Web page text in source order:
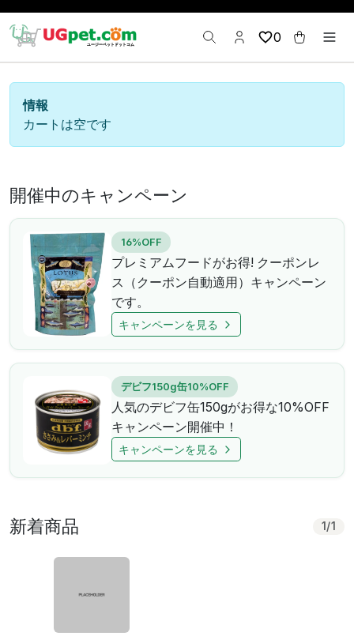
0
情報
カートは空です
開催中のキャンペーン
16%OFF
プレミアムフードがお得! クーポンレ
ス（クーポン自動適用）キャンペーン
です。
キャンペーンを見る
デビフ150g缶10%OFF
人気のデビフ缶150gがお得な10%OFF
キャンペーン開催中！
キャンペーンを見る
新着商品 1 /1